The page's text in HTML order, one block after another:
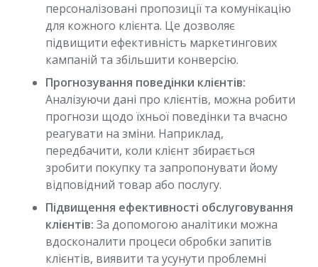
персоналізовані пропозиції та комунікацію
для кожного клієнта. Це дозволяє
підвищити ефективність маркетингових
кампаній та збільшити конверсію.
Прогнозування поведінки клієнтів:
Аналізуючи дані про клієнтів, можна робити
прогнози щодо їхньої поведінки та вчасно
реагувати на зміни. Наприклад,
передбачити, коли клієнт збирається
зробити покупку та запропонувати йому
відповідний товар або послугу.
Підвищення ефективності обслуговування
клієнтів: За допомогою аналітики можна
вдосконалити процеси обробки запитів
клієнтів, виявити та усунути проблемні